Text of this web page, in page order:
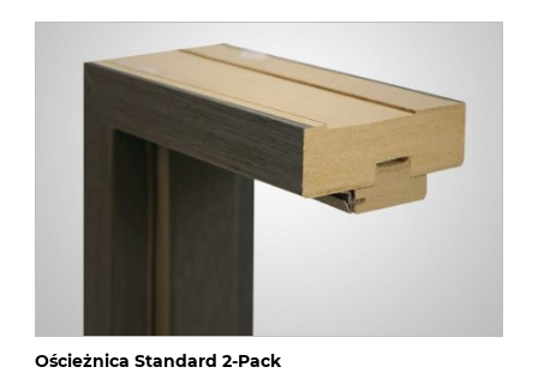
Ościeżnica Standard 2-Pack